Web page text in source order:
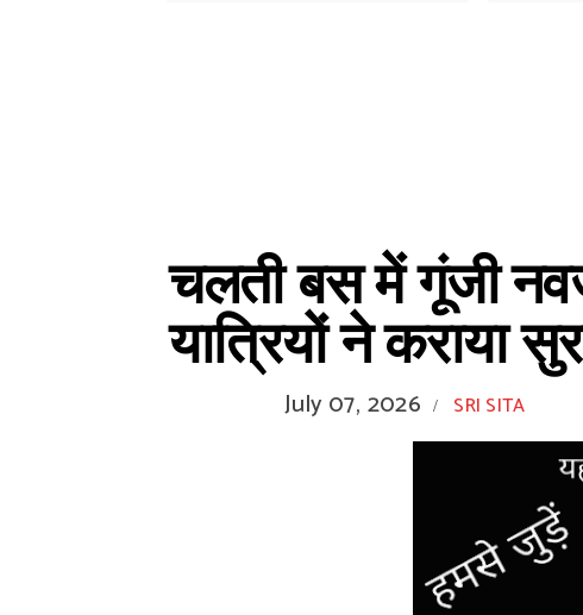
चलती बस में गूंजी
यात्रियों ने कराया
July 07, 2026 / SRI SITA